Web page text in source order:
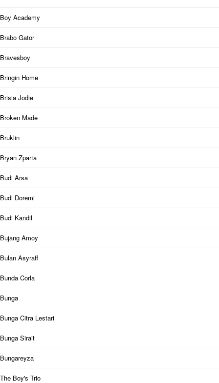
Boy Academy
Brabo Gator
Bravesboy
Bringin Home
Brisia Jodie
Broken Made
Bruklin
Bryan Zparta
Budi Arsa
Budi Doremi
Budi Kandil
Bujang Amoy
Bulan Asyraff
Bunda Corla
Bunga
Bunga Citra Lestari
Bunga Sirait
Bungareyza
The Boy's Trio